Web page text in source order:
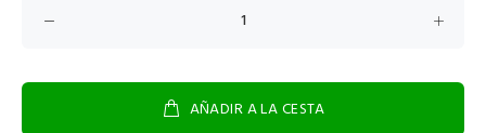
AÑADIR A LA CESTA